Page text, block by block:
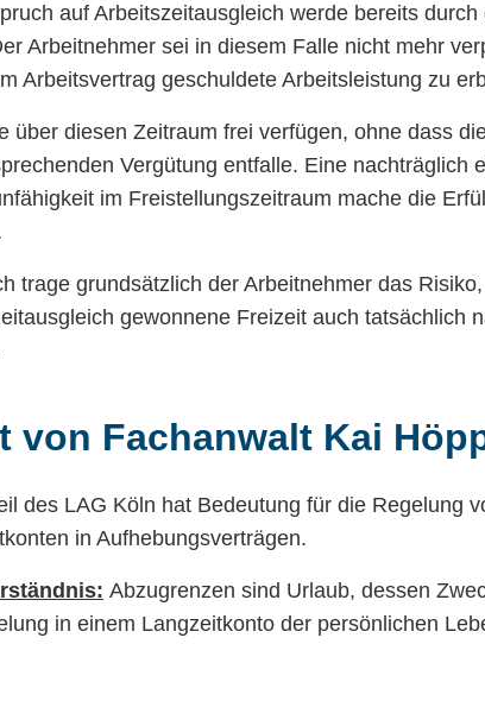
auf Arbeitszeitausgleich werde bereits
Arbeitnehmer sei in diesem Falle nicht mehr
Arbeitsvertrag geschuldete Arbeitsleistung zu
über diesen Zeitraum frei verfügen, ohne dass
Vergütung entfalle. Eine nachträglich
im Freistellungszeitraum mache die
trage grundsätzlich der Arbeitnehmer das
gewonnene Freizeit auch tatsächlich
von Fachanwalt Kai
des LAG Köln hat Bedeutung für die Regelung
in Aufhebungsverträgen.
Abzugrenzen sind Urlaub, dessen
in einem Langzeitkonto der persönlichen